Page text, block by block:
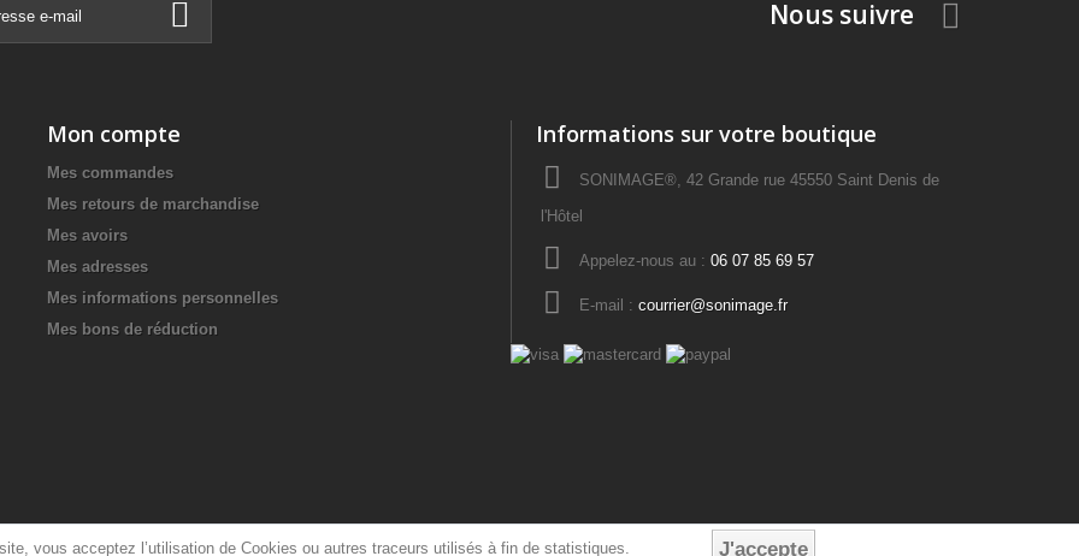
Nous suivre
Mon compte
Mes commandes
Mes retours de marchandise
Mes avoirs
Mes adresses
Mes informations personnelles
Mes bons de réduction
Informations sur votre boutique
SONIMAGE®, 42 Grande rue 45550 Saint Denis de
l'Hôtel
Appelez-nous au : 06 07 85 69 57
E-mail : courrier@sonimage.fr
vous acceptez l’utilisation de Cookies ou autres traceurs utilisés à fin de statistiques. J'accepte